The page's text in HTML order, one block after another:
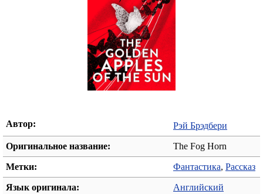
Автор: Рэй Брэдбери
Оригинальное название: The Fog Horn
Метки: Фантастика, Рассказ
Язык оригинала: Английский